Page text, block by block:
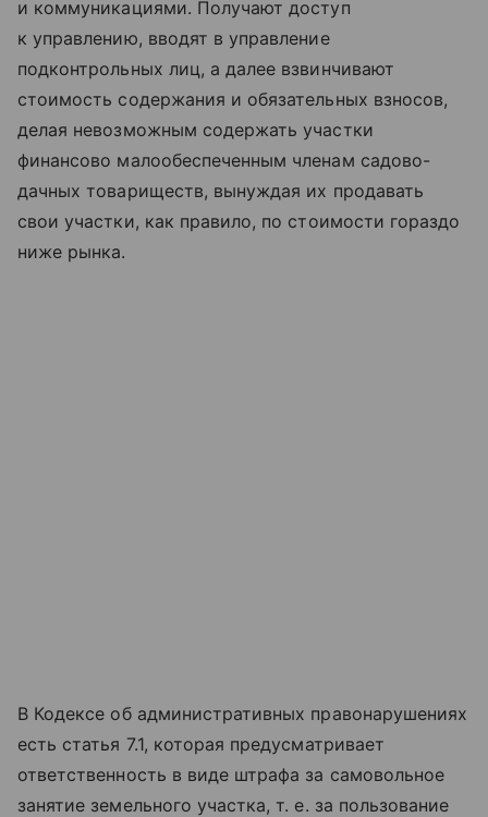
и коммуникациями. Получают доступ
к управлению, вводят в управление
подконтрольных лиц, а далее взвинчивают
стоимость содержания и обязательных взносов,
делая невозможным содержать участки
финансово малообеспеченным членам садово-
дачных товариществ, вынуждая их продавать
свои участки, как правило, по стоимости гораздо
ниже рынка.
В Кодексе об административных правонарушениях
есть статья 7.1, которая предусматривает
ответственность в виде штрафа за самовольное
занятие земельного участка, т. е. за пользование